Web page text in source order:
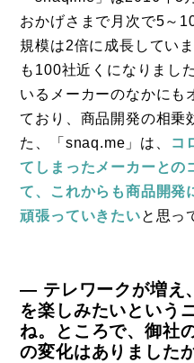
おかげさまで月次で5～
規模は2倍に成長してい
も100社近くになりまし
いるメーカーのなかにも
ており、商品開発の相乗
た、「snaq.me」は、
コ
てしまったメーカーとの
て、これからも商品開発
頑張っていきたいと思っ
― テレワークが増え
を楽しみたいという
ね。ところで、御社
の変化はありましたか